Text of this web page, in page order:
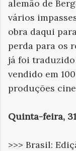
alemão de
vários
obra daqui
perda para os
já foi traduzido
vendido em
produções
Quinta-feira,
>>> Brasil: